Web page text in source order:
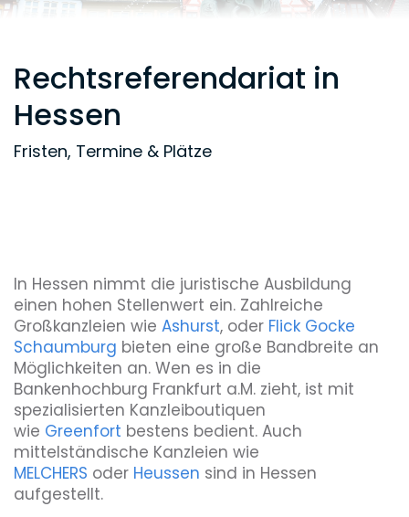
Rechtsreferendariat in
Hessen
Fristen, Termine & Plätze
In Hessen nimmt die juristische Ausbildung
einen hohen Stellenwert ein. Zahlreiche
Großkanzleien wie Ashurst, oder Flick Gocke
Schaumburg bieten eine große Bandbreite an
Möglichkeiten an. Wen es in die
Bankenhochburg Frankfurt a.M. zieht, ist mit
spezialisierten Kanzleiboutiquen
wie Greenfort bestens bedient. Auch
mittelständische Kanzleien wie
MELCHERS oder Heussen sind in Hessen
aufgestellt.